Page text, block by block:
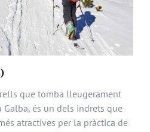
que tomba lleugerament
és un dels indrets que
atractives per la pràctica de